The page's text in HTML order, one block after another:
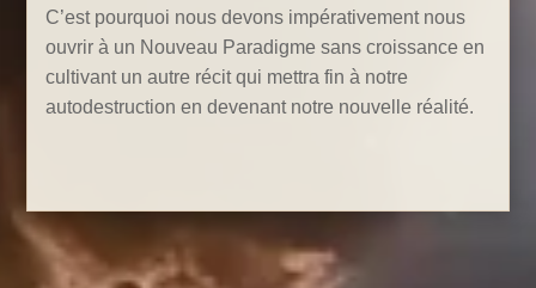
C’est pourquoi nous devons impérativement nous
ouvrir à un Nouveau Paradigme sans croissance en
cultivant un autre récit qui mettra fin à notre
autodestruction en devenant notre nouvelle réalité.